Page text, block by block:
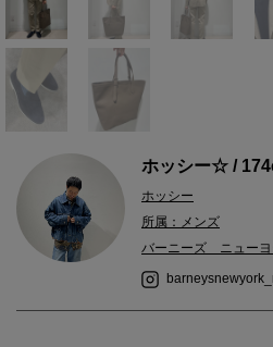
ホッシー☆ /
ホッシー
所属：メンズ
バーニーズ ニューヨ